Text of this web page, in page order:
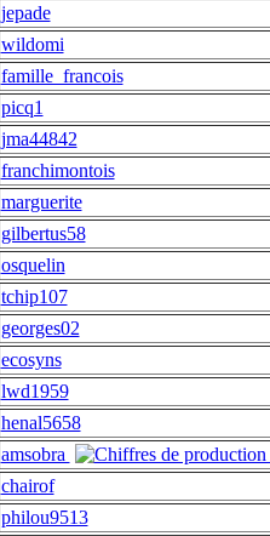
jepade
wildomi
famille_francois
picq1
jma44842
franchimontois
marguerite
gilbertus58
osquelin
tchip107
georges02
ecosyns
lwd1959
henal5658
amsobra
chairof
philou9513